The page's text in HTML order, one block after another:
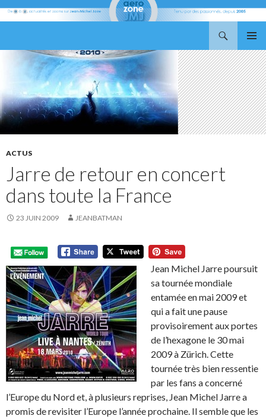
MENU
CONTENU
ACTUS
Jarre de retour en concert
dans toute la France
23 JUIN 2009 JEANBATMAN
Jean Michel Jarre poursuit
sa tournée mondiale
entamée en mai 2009 et
qui a fait une pause
provisoirement aux portes
de l’hexagone le 30 mai
2009 à Zürich. Cette
tournée très bien ressentie
par les fans a concerné
l’Europe du Nord et, à plusieurs reprises, Jean Michel Jarre a
promis de revisiter l’Europe l’année prochaine. Il semble que les